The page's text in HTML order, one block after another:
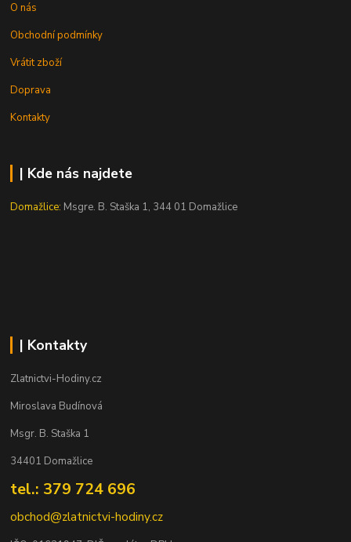
O nás
Obchodní podmínky
Vrátit zboží
Doprava
Kontakty
| Kde nás najdete
Domažlice: Msgre. B. Staška 1, 344 01 Domažlice
| Kontakty
Zlatnictvi-Hodiny.cz
Miroslava Budínová
Msgr. B. Staška 1
34401 Domažlice
tel.: 379 724 696
obchod@zlatnictvi-hodiny.cz